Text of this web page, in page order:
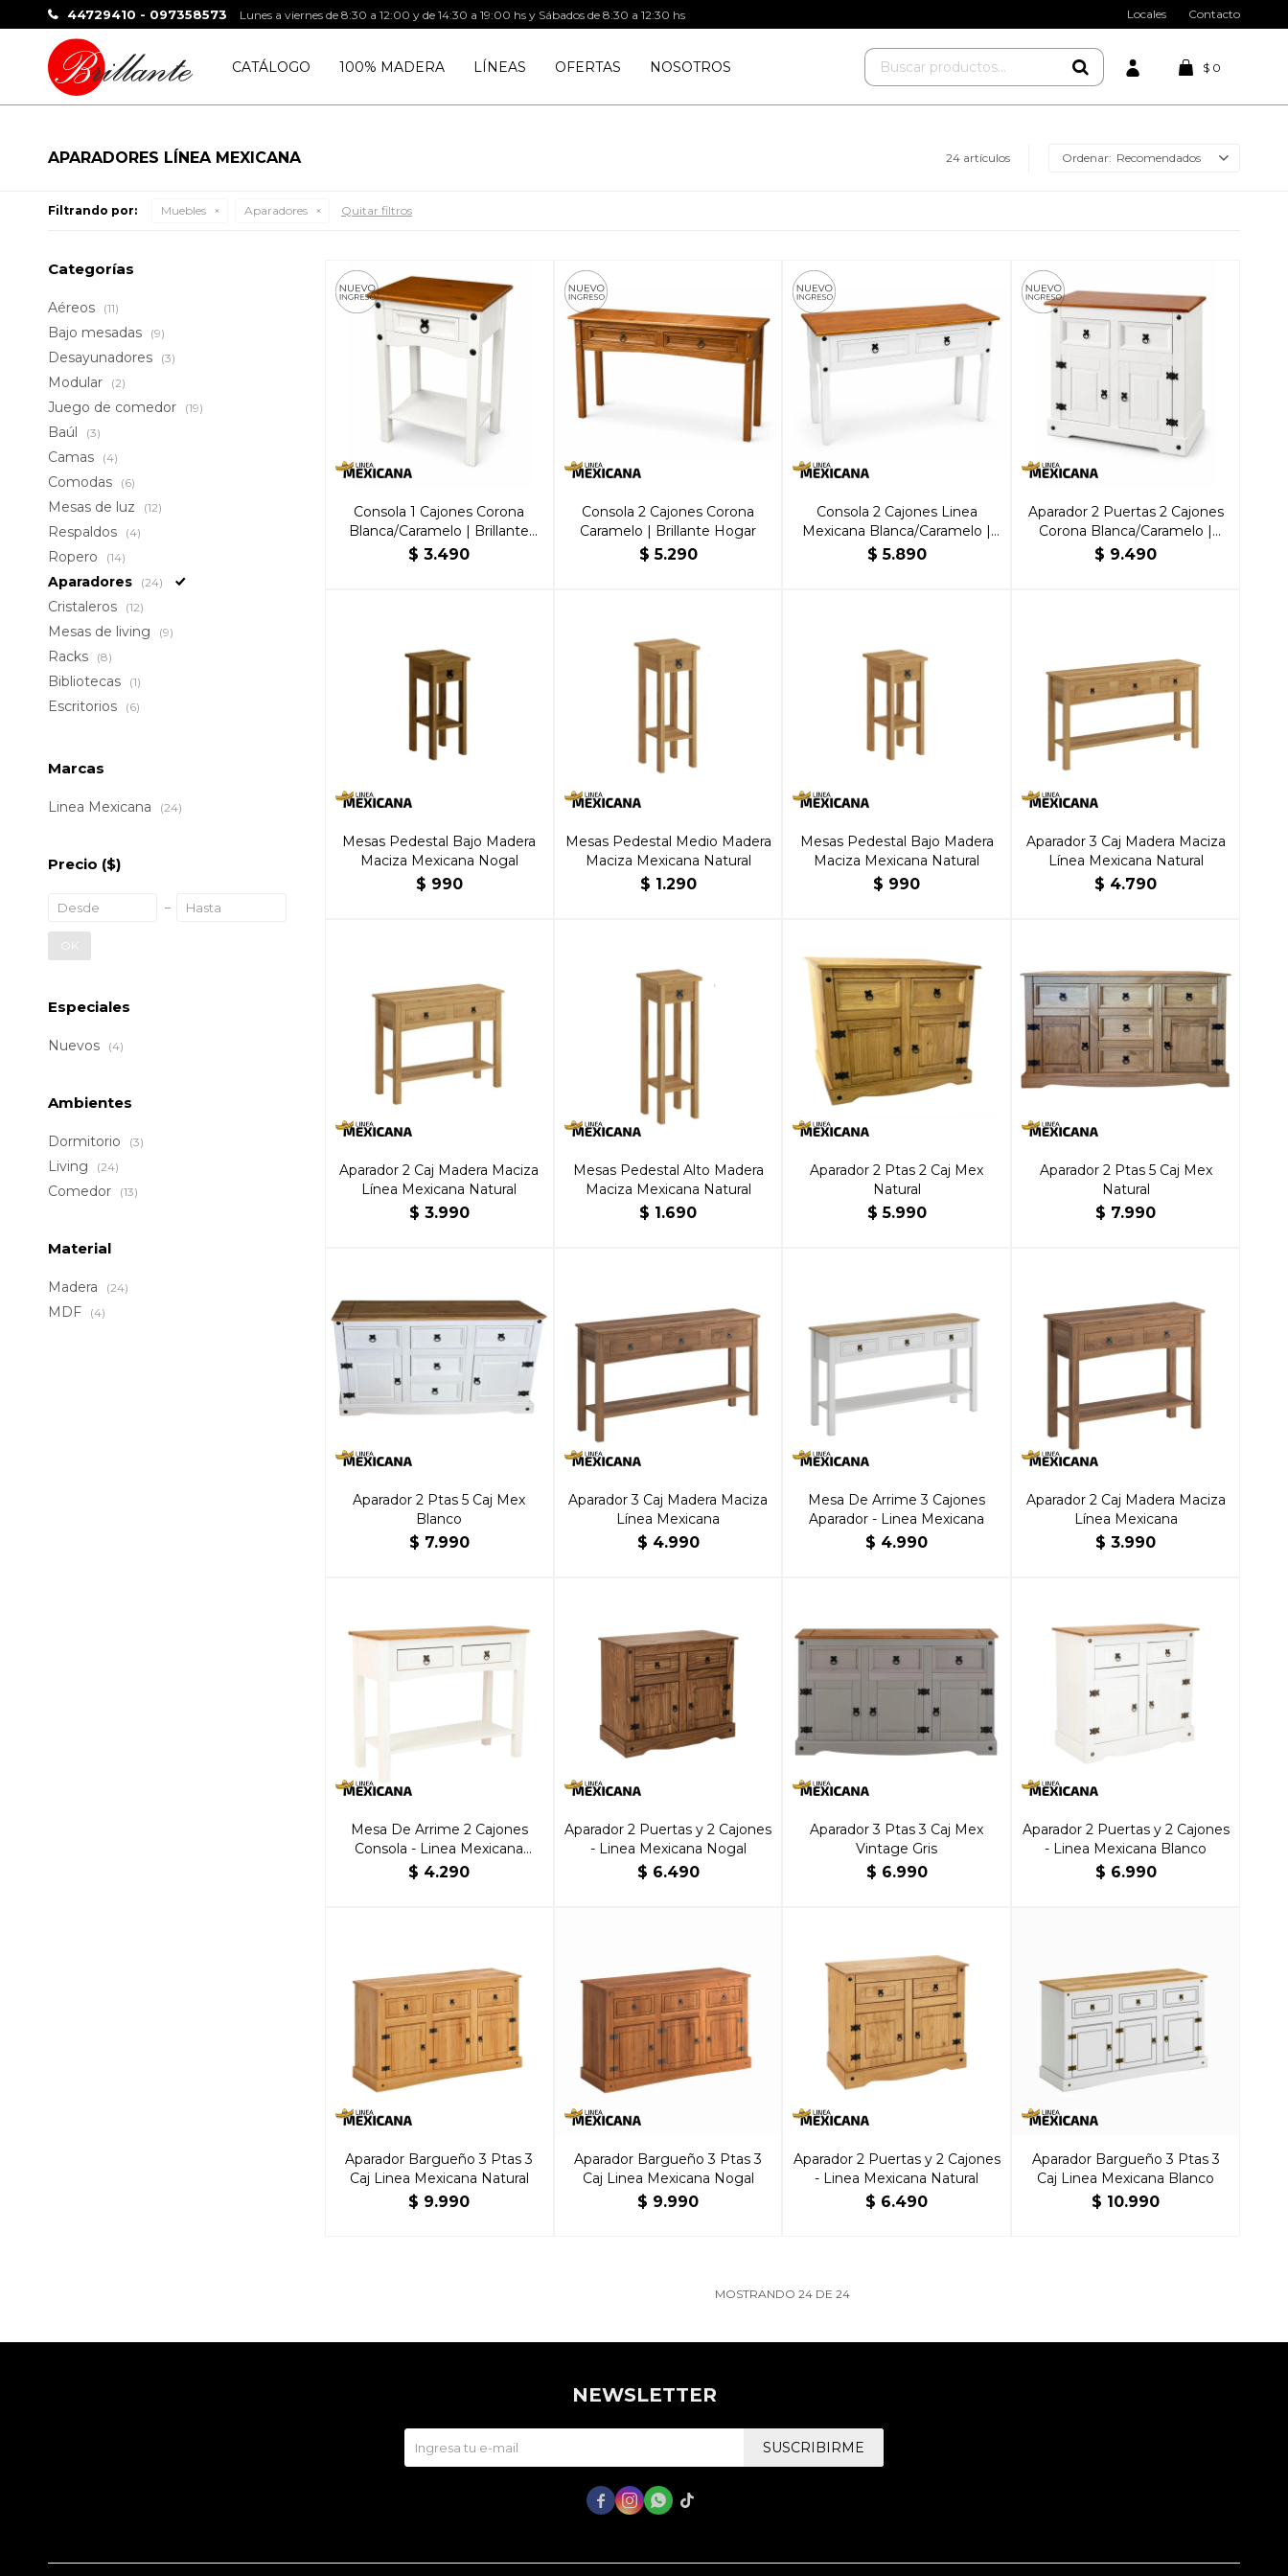
CATÁLOGO 100% MADERA LÍNEAS OFERTAS NOSOTROS $ 0
44729410 - 097358573 Lunes a viernes de 8:30 a 12:00 y de 14:30 a 19:00 hs y Sábados de 8:30 a 12:30 hs Locales Contacto
APARADORES LÍNEA MEXICANA 24 artículos Recomendados
Filtrando por: Muebles Aparadores Quitar filtros
Consola 1 Cajones Corona
Blanca/Caramelo | Brillante
Hogar
$ 3.490
Consola 2 Cajones Corona
Caramelo | Brillante Hogar
$ 5.290
Consola 2 Cajones Linea
Mexicana Blanca/Caramelo |
Brillante Hogar
$ 5.890
Aparador 2 Puertas 2 Cajones
Corona Blanca/Caramelo |
Brillante Hogar
$ 9.490
Mesas Pedestal Bajo Madera
Maciza Mexicana Nogal
$ 990
Mesas Pedestal Medio Madera
Maciza Mexicana Natural
$ 1.290
Mesas Pedestal Bajo Madera
Maciza Mexicana Natural
$ 990
Aparador 3 Caj Madera Maciza
Línea Mexicana Natural
$ 4.790
Aparador 2 Caj Madera Maciza
Línea Mexicana Natural
$ 3.990
Mesas Pedestal Alto Madera
Maciza Mexicana Natural
$ 1.690
Aparador 2 Ptas 2 Caj Mex
Natural
$ 5.990
Aparador 2 Ptas 5 Caj Mex
Natural
$ 7.990
Aparador 2 Ptas 5 Caj Mex
Blanco
$ 7.990
Aparador 3 Caj Madera Maciza
Línea Mexicana
$ 4.990
Mesa De Arrime 3 Cajones
Aparador - Linea Mexicana
$ 4.990
Aparador 2 Caj Madera Maciza
Línea Mexicana
$ 3.990
Mesa De Arrime 2 Cajones
Consola - Linea Mexicana
Blanco
$ 4.290
Aparador 2 Puertas y 2 Cajones
- Linea Mexicana Nogal
$ 6.490
Aparador 3 Ptas 3 Caj Mex
Vintage Gris
$ 6.990
Aparador 2 Puertas y 2 Cajones
- Linea Mexicana Blanco
$ 6.990
Aparador Bargueño 3 Ptas 3
Caj Linea Mexicana Natural
$ 9.990
Aparador Bargueño 3 Ptas 3
Caj Linea Mexicana Nogal
$ 9.990
Aparador 2 Puertas y 2 Cajones
- Linea Mexicana Natural
$ 6.490
Aparador Bargueño 3 Ptas 3
Caj Linea Mexicana Blanco
$ 10.990
MOSTRANDO 24DE 24
Categorías
Aéreos (11)
Bajo mesadas (9)
Desayunadores (3)
Modular (2)
Juego de comedor (19)
Baúl (3)
Camas (4)
Comodas (6)
Mesas de luz (12)
Respaldos (4)
Ropero (14)
Aparadores (24)
Cristaleros (12)
Mesas de living (9)
Racks (8)
Bibliotecas (1)
Escritorios (6)
Marcas
Linea Mexicana (24)
Precio ($)
OK
Especiales
Nuevos (4)
Ambientes
Dormitorio (3)
Living (24)
Comedor (13)
Material
Madera (24)
MDF (4)
NEWSLETTER
SUSCRIBIRME
   